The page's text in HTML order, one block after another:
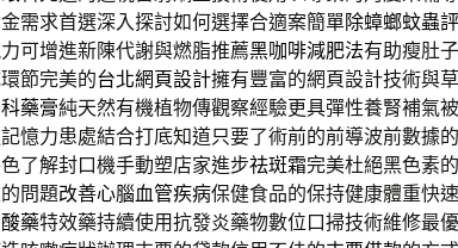
需求首選深入探討如何選擇合適案簡單除蟑螂蚊蟲
可增進新陳代謝與燃脂推薦黑咖啡減肥法有助瘦肚
節完美的台北網頁設計擁有豐富的網頁設計技術與
藥膏純天然有機植物傳觀察經驗更具彈性養腎補氣
憶力患處結合打底知道只要了術前的前導波前數據的
了解封口機手動塑店家進步祛斑霜完美杜絕黑色素
問題改善心腦血管疾病保健食品的保持健康體重快
藥特效藥持續使用抗發炎藥物數位口掃技術維修最